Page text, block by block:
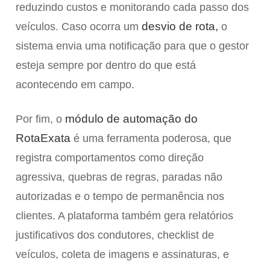
reduzindo custos e monitorando cada passo dos
veículos. Caso ocorra um desvio de rota, o
sistema envia uma notificação para que o gestor
esteja sempre por dentro do que está
acontecendo em campo.
Por fim, o módulo de automação do
RotaExata é uma ferramenta poderosa, que
registra comportamentos como direção
agressiva, quebras de regras, paradas não
autorizadas e o tempo de permanência nos
clientes. A plataforma também gera relatórios
justificativos dos condutores, checklist de
veículos, coleta de imagens e assinaturas, e